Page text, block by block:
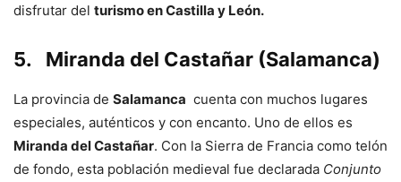
disfrutar del turismo en Castilla y León.
5. Miranda del Castañar (Salamanca)
La provincia de Salamanca cuenta con muchos lugares
especiales, auténticos y con encanto. Uno de ellos es
Miranda del Castañar. Con la Sierra de Francia como telón
de fondo, esta población medieval fue declarada Conjunto